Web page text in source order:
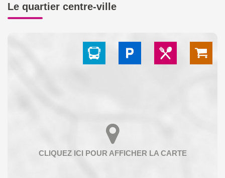
Le quartier centre-ville